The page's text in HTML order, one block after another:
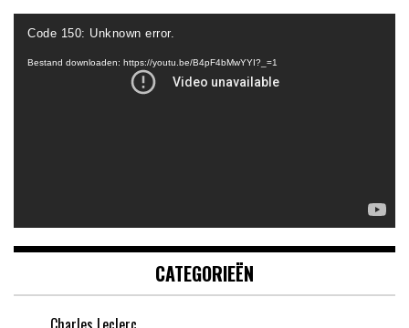
Videospeler
Code 150: Unknown error.
Bestand downloaden: https://youtu.be/B4pF4bMwYYI?_=1
CATEGORIEËN